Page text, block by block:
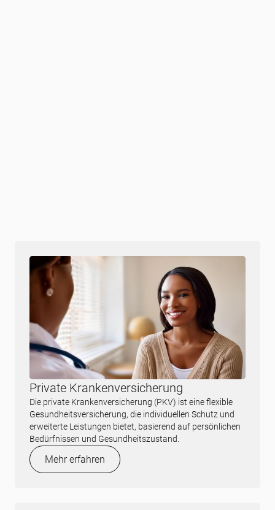
Private Krankenversicherung
Die private Krankenversicherung (PKV) ist eine flexible
Gesundheitsversicherung, die individuellen Schutz und
erweiterte Leistungen bietet, basierend auf persönlichen
Bedürfnissen und Gesundheitszustand.
Mehr erfahren